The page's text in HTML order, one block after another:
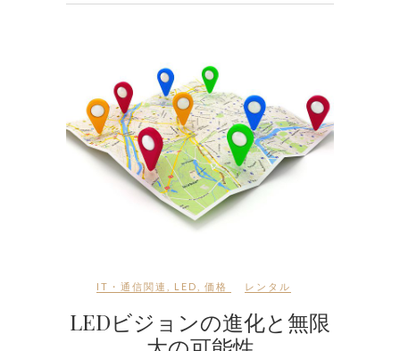
IT・通信関連 LED 価格 レンタル
LEDビジョンの進化と無限